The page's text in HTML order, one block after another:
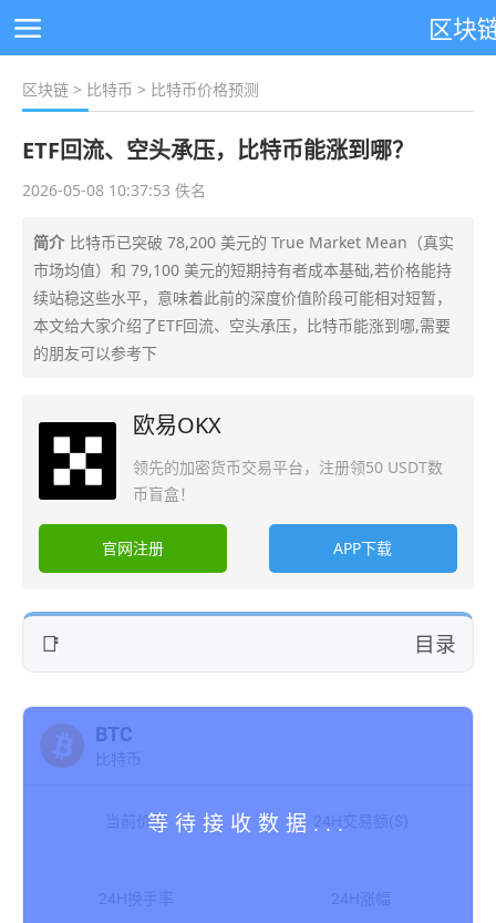
区块
区块链 > 比特币 > 比特币价格预测
ETF回流、空头承压，比特币能涨到哪？
2026-05-08 10:37:53 佚名
简介 比特币已突破 78,200 美元的 True Market Mean（真实
市场均值）和 79,100 美元的短期持有者成本基础,若价格能持
续站稳这些水平，意味着此前的深度价值阶段可能相对短暂，
本文给大家介绍了ETF回流、空头承压，比特币能涨到哪,需要
的朋友可以参考下
欧易OKX
领先的加密货币交易平台，注册领50 USDT数
币盲盒！
官网注册 APP下载
目录
BTC
比特币
当前价格 24H交易额($)
24H换手率 24H涨幅